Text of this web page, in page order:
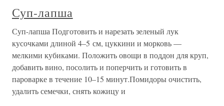
Суп-лапша
Суп-лапша Подготовить и нарезать зеленый лук
кусочками длиной 4–5 см, цуккини и морковь —
мелкими кубиками. Положить овощи в поддон для круп,
добавить вино, посолить и поперчить и готовить в
пароварке в течение 10–15 минут.Помидоры очистить,
удалить семечки, снять кожицу и